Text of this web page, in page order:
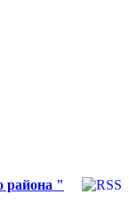
района "